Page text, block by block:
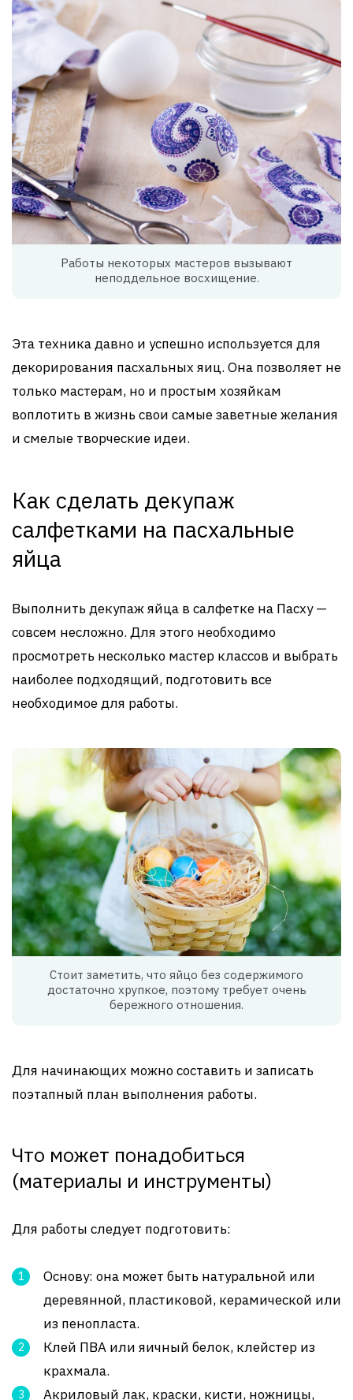
Работы некоторых мастеров вызывают
неподдельное восхищение.
Эта техника давно и успешно используется для
декорирования пасхальных яиц. Она позволяет не
только мастерам, но и простым хозяйкам
воплотить в жизнь свои самые заветные желания
и смелые творческие идеи.
Как сделать декупаж
салфетками на пасхальные
яйца
Выполнить декупаж яйца в салфетке на Пасху —
совсем несложно. Для этого необходимо
просмотреть несколько мастер классов и выбрать
наиболее подходящий, подготовить все
необходимое для работы.
Стоит заметить, что яйцо без содержимого
достаточно хрупкое, поэтому требует очень
бережного отношения.
Для начинающих можно составить и записать
поэтапный план выполнения работы.
Что может понадобиться
(материалы и инструменты)
Для работы следует подготовить:
Основу: она может быть натуральной или
деревянной, пластиковой, керамической или
из пенопласта.
Клей ПВА или яичный белок, клейстер из
крахмала.
Акриловый лак, краски, кисти, ножницы,